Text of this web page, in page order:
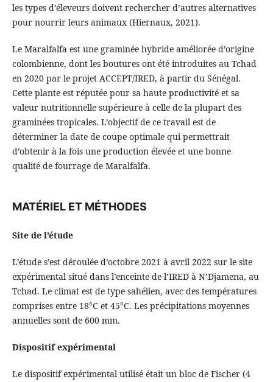
les types d’éleveurs doivent rechercher d’autres alternatives
pour nourrir leurs animaux (Hiernaux, 2021).
Le Maralfalfa est une graminée hybride améliorée d’origine
colombienne, dont les boutures ont été introduites au Tchad
en 2020 par le projet ACCEPT/IRED, à partir du Sénégal.
Cette plante est réputée pour sa haute productivité et sa
valeur nutritionnelle supérieure à celle de la plupart des
graminées tropicales. L’objectif de ce travail est de
déterminer la date de coupe optimale qui permettrait
d’obtenir à la fois une production élevée et une bonne
qualité de fourrage de Maralfalfa.
MATÉRIEL ET MÉTHODES
Site de l’étude
L’étude s’est déroulée d’octobre 2021 à avril 2022 sur le site
expérimental situé dans l’enceinte de l’IRED à N’Djamena, au
Tchad. Le climat est de type sahélien, avec des températures
comprises entre 18°C et 45°C. Les précipitations moyennes
annuelles sont de 600 mm.
Dispositif expérimental
Le dispositif expérimental utilisé était un bloc de Fischer (4